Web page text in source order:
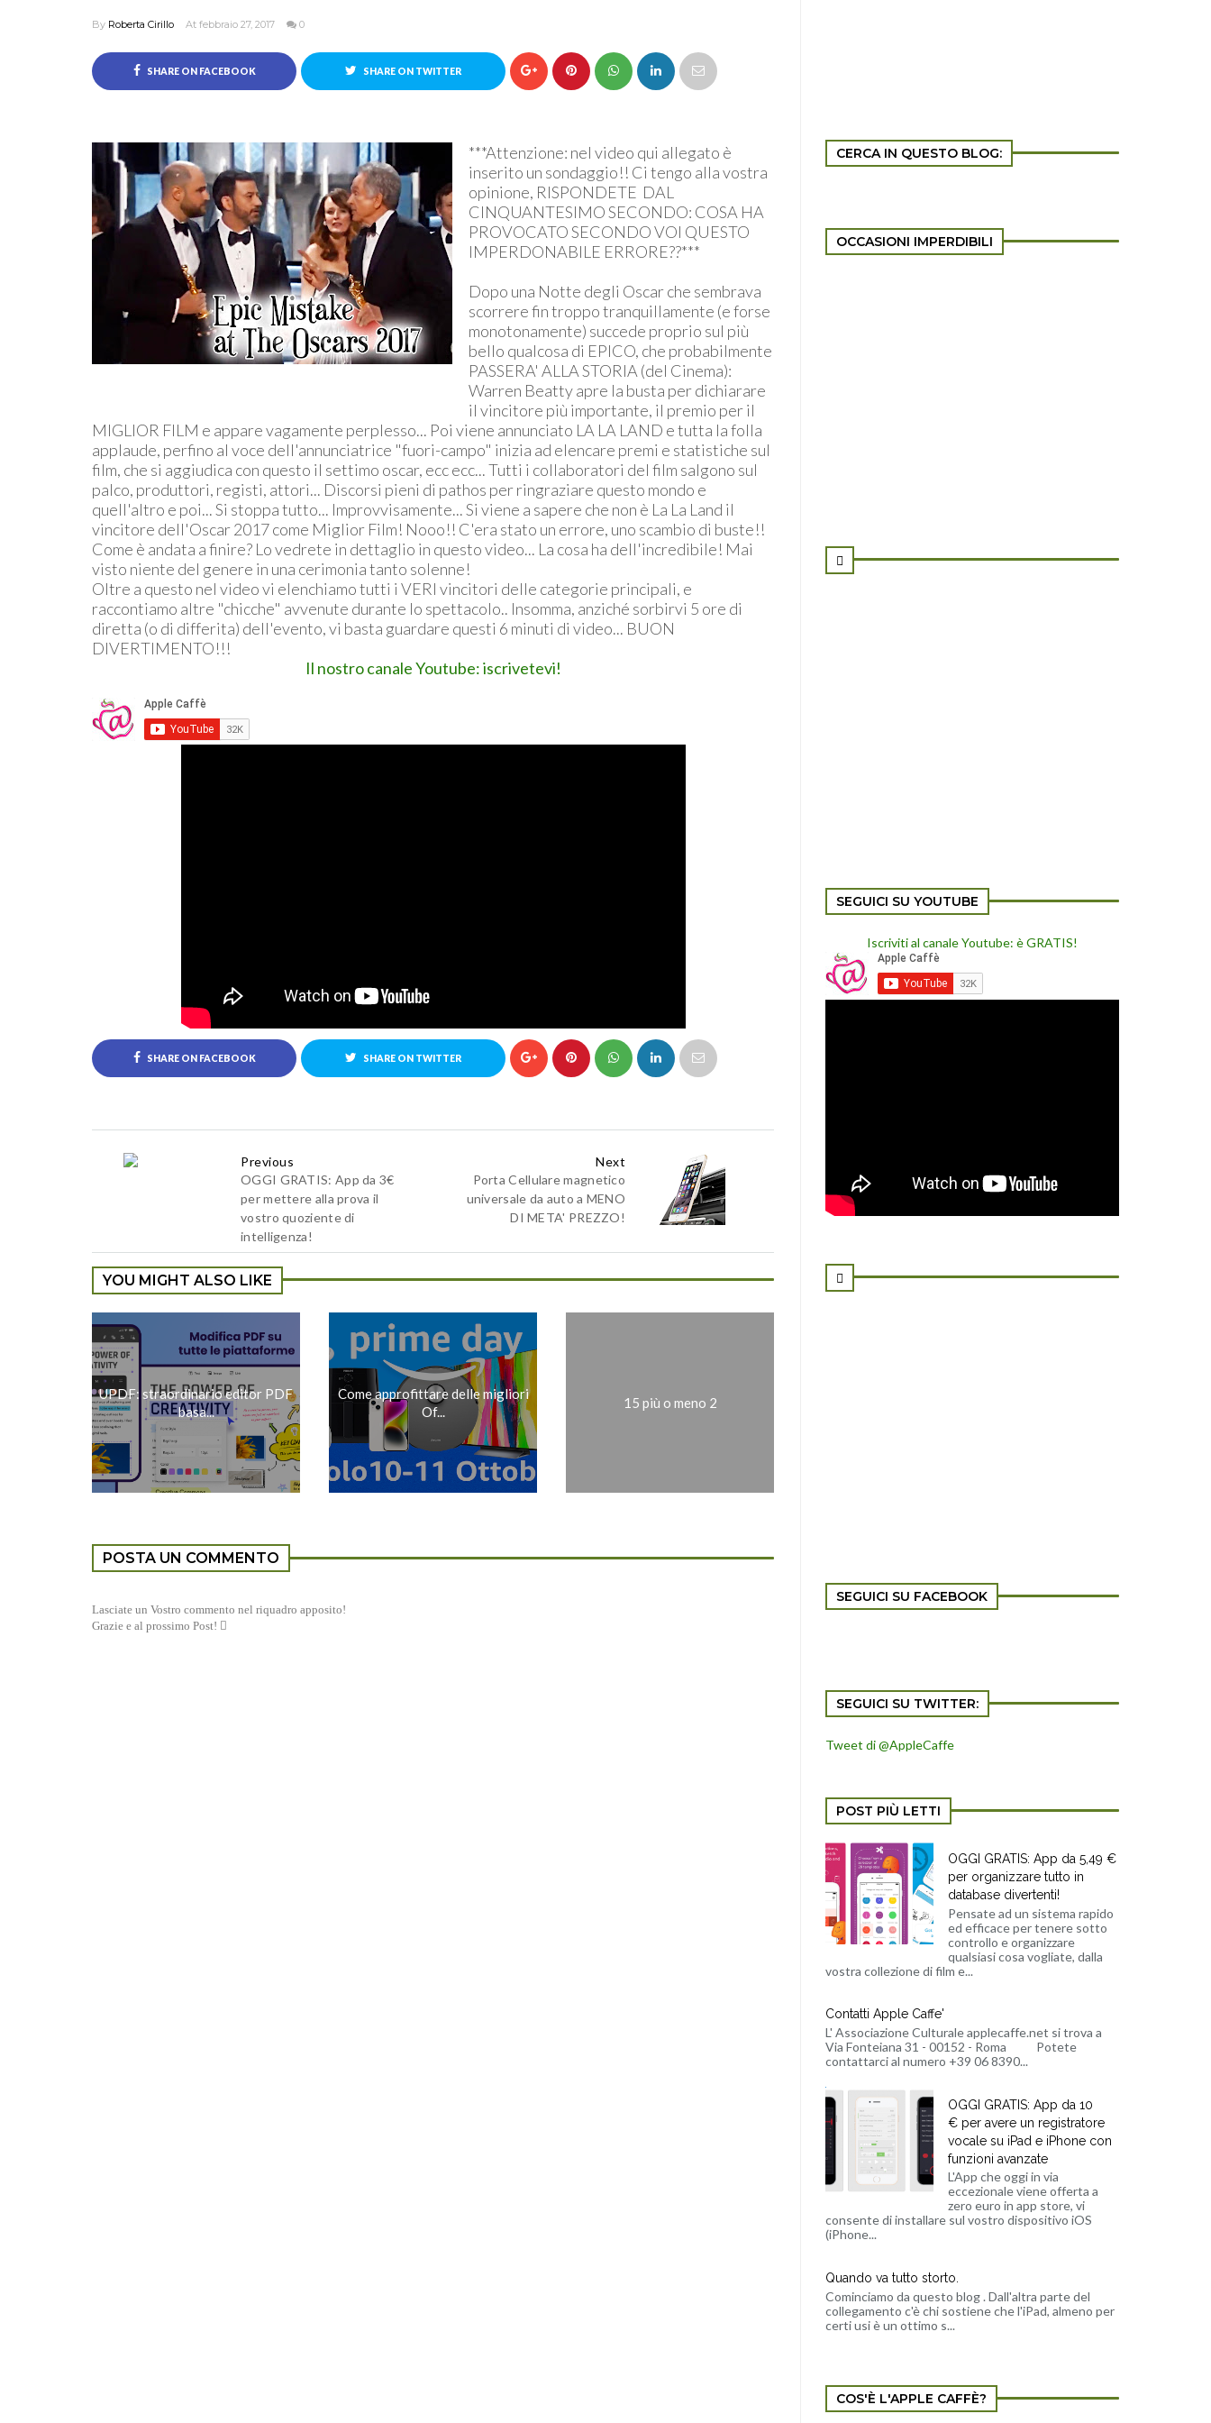
By Roberta Cirillo At febbraio 27, 2017 0
SHARE ON FACEBOOK SHARE ON TWITTER
***Attenzione: nel video qui allegato è
inserito un sondaggio!! Ci tengo alla vostra
opinione, RISPONDETE DAL
CINQUANTESIMO SECONDO: COSA HA
PROVOCATO SECONDO VOI QUESTO
IMPERDONABILE ERRORE??***
Dopo una Notte degli Oscar che sembrava
scorrere fin troppo tranquillamente (e forse
monotonamente) succede proprio sul più
bello qualcosa di EPICO, che probabilmente
PASSERA' ALLA STORIA (del Cinema):
Warren Beatty apre la busta per dichiarare
il vincitore più importante, il premio per il
MIGLIOR FILM e appare vagamente perplesso... Poi viene annunciato LA LA LAND e tutta la folla
applaude, perfino al voce dell'annunciatrice "fuori-campo" inizia ad elencare premi e statistiche sul
film, che si aggiudica con questo il settimo oscar, ecc ecc... Tutti i collaboratori del film salgono sul
palco, produttori, registi, attori... Discorsi pieni di pathos per ringraziare questo mondo e
quell'altro e poi... Si stoppa tutto... Improvvisamente... Si viene a sapere che non è La La Land il
vincitore dell'Oscar 2017 come Miglior Film! Nooo!! C'era stato un errore, uno scambio di buste!!
Come è andata a finire? Lo vedrete in dettaglio in questo video... La cosa ha dell'incredibile! Mai
visto niente del genere in una cerimonia tanto solenne!
Oltre a questo nel video vi elenchiamo tutti i VERI vincitori delle categorie principali, e
raccontiamo altre "chicche" avvenute durante lo spettacolo.. Insomma, anziché sorbirvi 5 ore di
diretta (o di differita) dell'evento, vi basta guardare questi 6 minuti di video... BUON
DIVERTIMENTO!!!
Il nostro canale Youtube: iscrivetevi!
SHARE ON FACEBOOK SHARE ON TWITTER
Next
Porta Cellulare magnetico
universale da auto a MENO
DI META' PREZZO!
Previous
OGGI GRATIS: App da 3€
per mettere alla prova il
vostro quoziente di
intelligenza!
YOU MIGHT ALSO LIKE
UPDF: straordinario editor PDF
basa...
Come approfittare delle migliori
Of...
15 più o meno 2
POSTA UN COMMENTO
Lasciate un Vostro commento nel riquadro apposito!
Grazie e al prossimo Post! 
CERCA IN QUESTO BLOG:
OCCASIONI IMPERDIBILI

SEGUICI SU YOUTUBE
Iscriviti al canale Youtube: è GRATIS!

SEGUICI SU FACEBOOK
SEGUICI SU TWITTER:
Tweet di @AppleCaffe
POST PIÙ LETTI
OGGI GRATIS: App da 5,49 €
per organizzare tutto in
database divertenti!
Pensate ad un sistema rapido
ed efficace per tenere sotto
controllo e organizzare
qualsiasi cosa vogliate, dalla
vostra collezione di film e...
Contatti Apple Caffe'
L' Associazione Culturale applecaffe.net si trova a
Via Fonteiana 31 - 00152 - Roma Potete
contattarci al numero +39 06 8390...
OGGI GRATIS: App da 10
€ per avere un registratore
vocale su iPad e iPhone con
funzioni avanzate
L'App che oggi in via
eccezionale viene offerta a
zero euro in app store, vi
consente di installare sul vostro dispositivo iOS
(iPhone...
Quando va tutto storto.
Cominciamo da questo blog . Dall'altra parte del
collegamento c'è chi sostiene che l'iPad, almeno per
certi usi è un ottimo s...
COS'È L'APPLE CAFFÈ?